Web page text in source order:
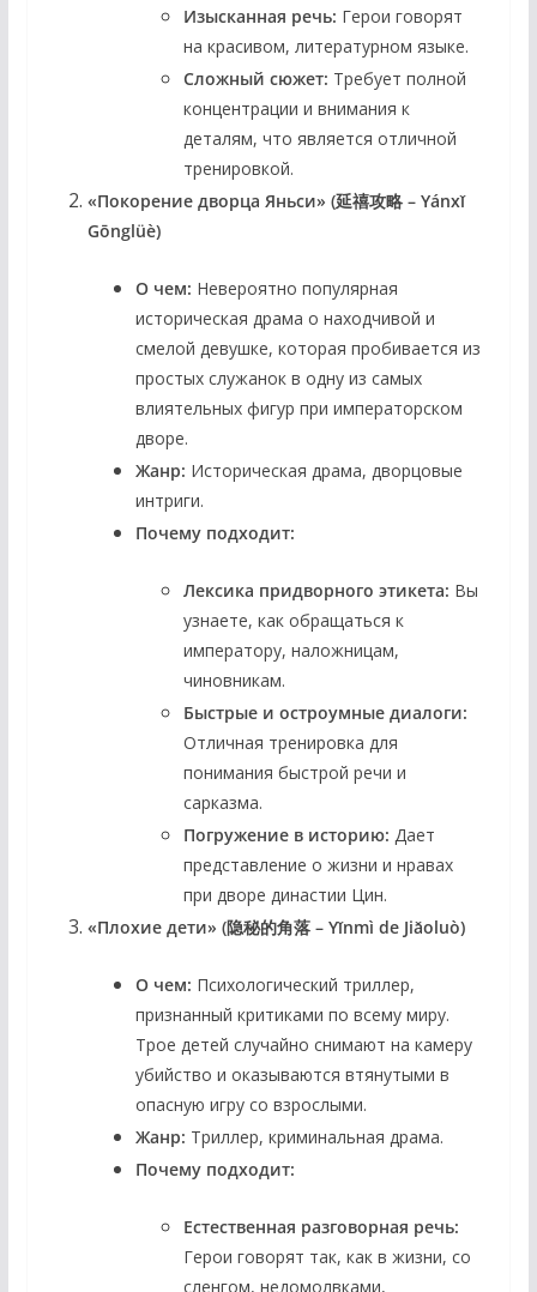
Изысканная речь: Герои говорят
на красивом, литературном языке.
Сложный сюжет: Требует полной
концентрации и внимания к
деталям, что является отличной
тренировкой.
«Покорение дворца Яньси» (延禧攻略 – Yánxǐ
Gōnglüè)
О чем: Невероятно популярная
историческая драма о находчивой и
смелой девушке, которая пробивается из
простых служанок в одну из самых
влиятельных фигур при императорском
дворе.
Жанр: Историческая драма, дворцовые
интриги.
Почему подходит:
Лексика придворного этикета: Вы
узнаете, как обращаться к
императору, наложницам,
чиновникам.
Быстрые и остроумные диалоги:
Отличная тренировка для
понимания быстрой речи и
сарказма.
Погружение в историю: Дает
представление о жизни и нравах
при дворе династии Цин.
«Плохие дети» (隐秘的角落 – Yǐnmì de Jiǎoluò)
О чем: Психологический триллер,
признанный критиками по всему миру.
Трое детей случайно снимают на камеру
убийство и оказываются втянутыми в
опасную игру со взрослыми.
Жанр: Триллер, криминальная драма.
Почему подходит:
Естественная разговорная речь:
Герои говорят так, как в жизни, со
сленгом, недомолвками,